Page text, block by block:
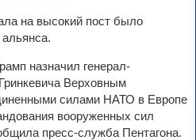
на высокий пост было
назначил генерал-
Верховным
силами НАТО в Европе
вооруженных сил
пресс-служба Пентагона.